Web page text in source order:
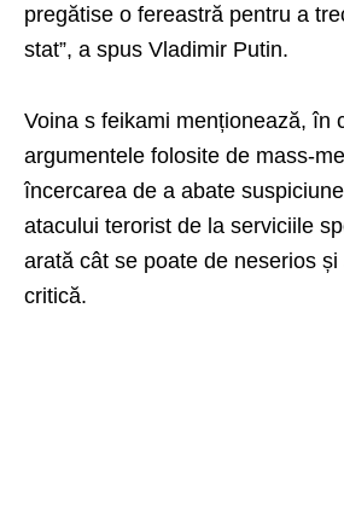
pregătise o fereastră pentru a
stat”, a spus Vladimir Putin.
Voina s feikami menționează, în
argumentele folosite de mass-
încercarea de a abate
atacului terorist de la serviciile
arată cât se poate de neserios
critică.